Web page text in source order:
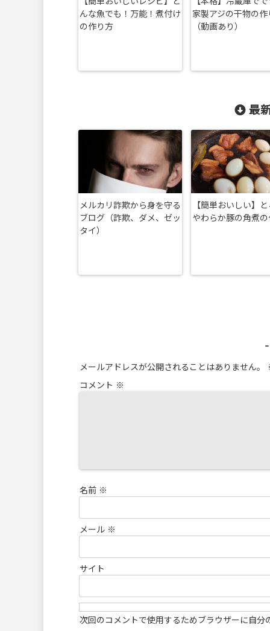
【簡単おいしいレシピ】ど
んな魚でも！万能！煮付け
の作り方
【本格】冷蔵庫で
家製アジの干物の作
（動画あり）
最
メルカリ詐欺から身を守る
ブログ（詐欺、ダメ、ゼッ
タイ）
【簡単おいしい】
やわらか豚の角煮
メールアドレスが公開されることはありません。
コメント ※
名前 ※
メール ※
サイト
次回のコメントで使用するためブラウザーに自